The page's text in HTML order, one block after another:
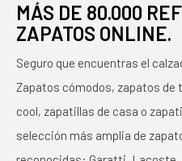
MÁS DE 80.000
ZAPATOS ONLINE.
Seguro que encuentras el
Zapatos cómodos, zapatos
cool, zapatillas de casa o
selección más amplia de